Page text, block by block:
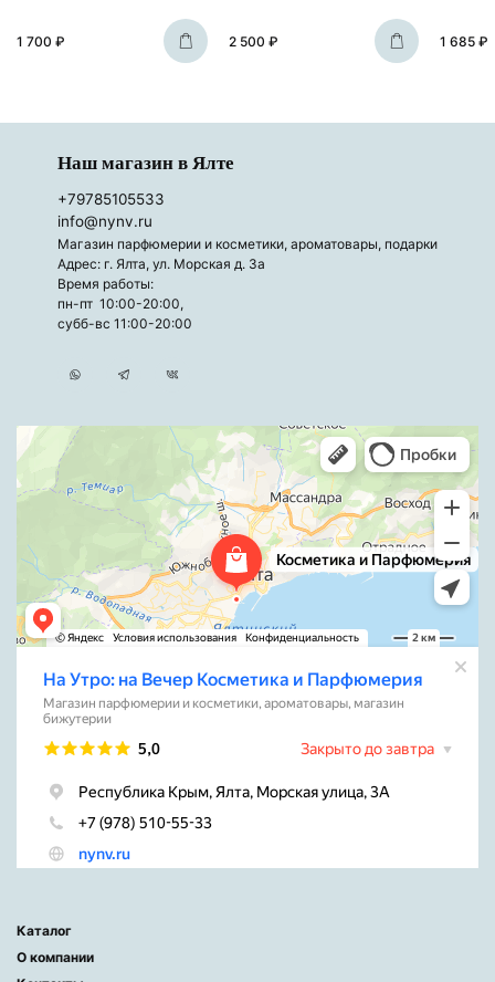
1 700 ₽ 2 500 ₽ 1 685 ₽
Наш магазин в Ялте
+79785105533
info@nynv.ru
Магазин парфюмерии и косметики, ароматовары, подарки
Адрес: г. Ялта, ул. Морская д. 3а
Время работы:
пн-пт 10:00-20:00,
субб-вс 11:00-20:00
Каталог
О компании